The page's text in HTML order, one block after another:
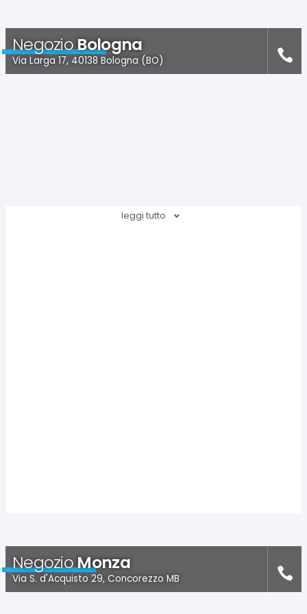
NegozioBologna
Via Larga 17, 40138 Bologna (BO)
leggi tutto
NegozioMonza
Via S. d'Acquisto 29, Concorezzo MB